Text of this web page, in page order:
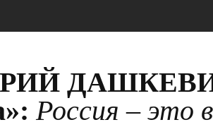
ДАШКЕВИЧ,
Россия – это